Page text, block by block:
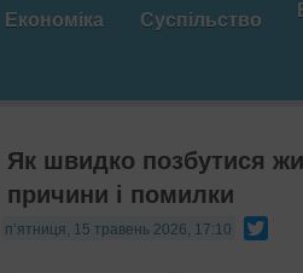
Економіка Суспільство
Як швидко позбутися
причини і помилки
п’ятниця, 15 травень 2026, 17:10